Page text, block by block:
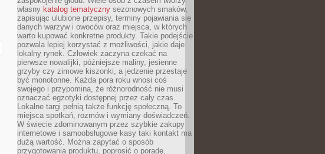
własny katalog tematyczny sezonowych smaków,
zapisując ulubione przepisy, terminy pojawiania się
danych warzyw i owoców oraz miejsca, w których
warto kupować konkretne produkty. Takie podejście
pozwala lepiej korzystać z możliwości, jakie daje
lokalny rynek. Człowiek zaczyna czekać na
pierwsze nowalijki, późniejsze maliny, jesienne
grzyby czy zimowe kiszonki, a jedzenie przestaje
być monotonne. Każda pora roku wnosi coś
swojego i przypomina, że różnorodność nie musi
oznaczać egzotyki dostępnej przez cały czas.
Lokalne targi pełnią także funkcję społeczną. To
miejsca spotkań, rozmów i wymiany doświadczeń.
W świecie zdominowanym przez szybkie zakupy
internetowe i samoobsługowe kasy taki kontakt ma
dużą wartość. Można zapytać o sposób
przygotowania produktu, poprosić o poradę,